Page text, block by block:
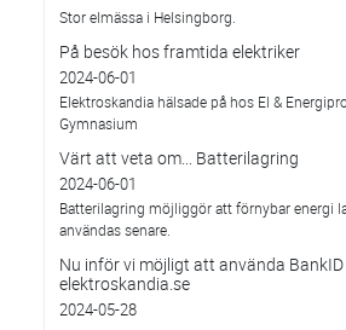
Stor elmässa i Helsingborg.
På besök hos framtida elektriker
2024-06-01
Elektroskandia hälsade på hos El &
Gymnasium
Värt att veta om... Batterilagring
2024-06-01
Batterilagring möjliggör att förnybar energi
användas senare.
Nu inför vi möjligt att använda BankID
elektroskandia.se
2024-05-28